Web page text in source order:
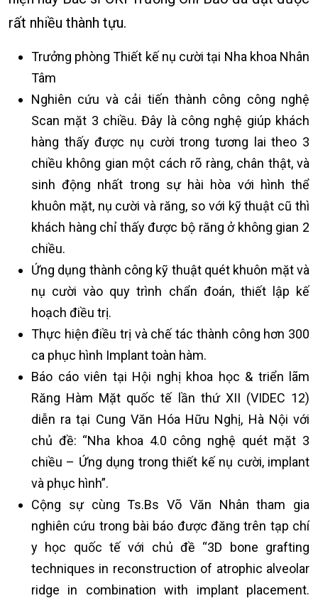
rất nhiều thành tựu.
Trưởng phòng Thiết kế nụ cười tại Nha khoa Nhân
Tâm
Nghiên cứu và cải tiến thành công công nghệ
Scan mặt 3 chiều. Đây là công nghệ giúp khách
hàng thấy được nụ cười trong tương lai theo 3
chiều không gian một cách rõ ràng, chân thật, và
sinh động nhất trong sự hài hòa với hình thể
khuôn mặt, nụ cười và răng, so với kỹ thuật cũ thì
khách hàng chỉ thấy được bộ răng ở không gian 2
chiều.
Ứng dụng thành công kỹ thuật quét khuôn mặt và
nụ cười vào quy trình chẩn đoán, thiết lập kế
hoạch điều trị.
Thực hiện điều trị và chế tác thành công hơn 300
ca phục hình Implant toàn hàm.
Báo cáo viên tại Hội nghị khoa học & triển lãm
Răng Hàm Mặt quốc tế lần thứ XII (VIDEC 12)
diễn ra tại Cung Văn Hóa Hữu Nghị, Hà Nội với
chủ đề: “Nha khoa 4.0 công nghệ quét mặt 3
chiều – Ứng dụng trong thiết kế nụ cười, implant
và phục hình”.
Cộng sự cùng Ts.Bs Võ Văn Nhân tham gia
nghiên cứu trong bài báo được đăng trên tạp chí
y học quốc tế với chủ đề “3D bone grafting
techniques in reconstruction of atrophic alveolar
ridge in combination with implant placement.